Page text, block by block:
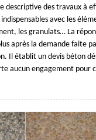
des travaux à
avec les
les granulats… La
après la demande faite
Il établit un devis béton
aucun engagement pour